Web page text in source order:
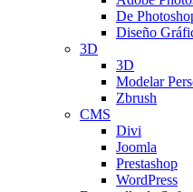
De
Diseño
3D
3D
Modelar
Zbrush
CMS
Divi
Joomla
Prestashop
WordPress